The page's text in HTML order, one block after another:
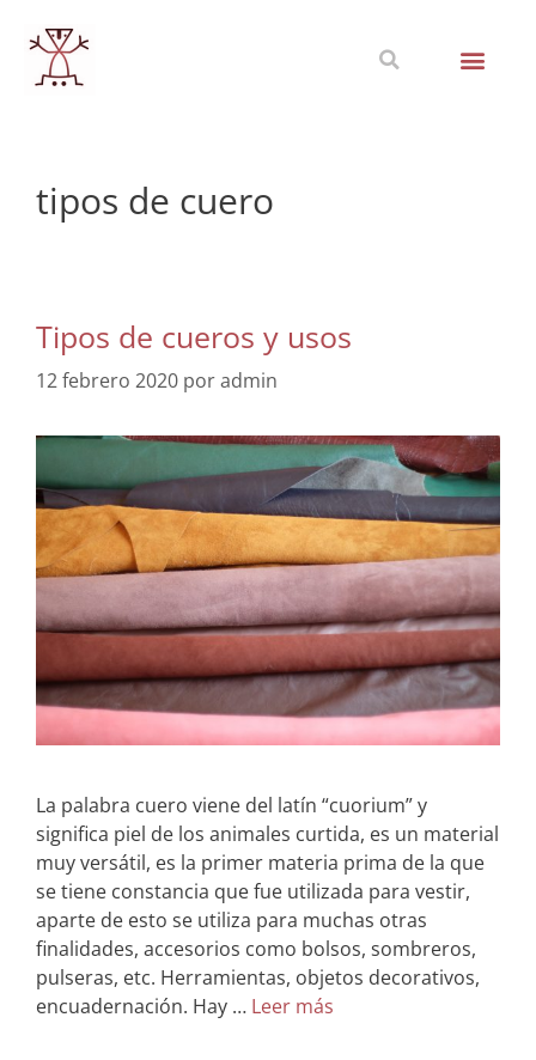
tipos de cuero
Tipos de cueros y usos
12 febrero 2020 poradmin
La palabra cuero viene del latín “cuorium” y
significa piel de los animales curtida, es un material
muy versátil, es la primer materia prima de la que
se tiene constancia que fue utilizada para vestir,
aparte de esto se utiliza para muchas otras
finalidades, accesorios como bolsos, sombreros,
pulseras, etc. Herramientas, objetos decorativos,
encuadernación. Hay … Leer más